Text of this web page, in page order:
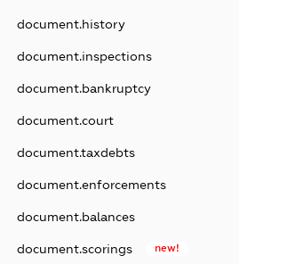
document.history
document.inspections
document.bankruptcy
document.court
document.taxdebts
document.enforcements
document.balances
document.scorings new!